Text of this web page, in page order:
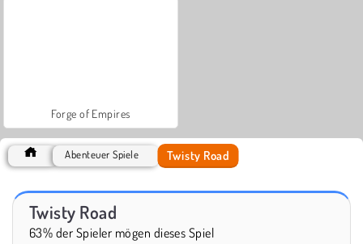
Forge of Empires
Abenteuer Spiele Twisty Road
Twisty Road
63% der Spieler mögen dieses Spiel